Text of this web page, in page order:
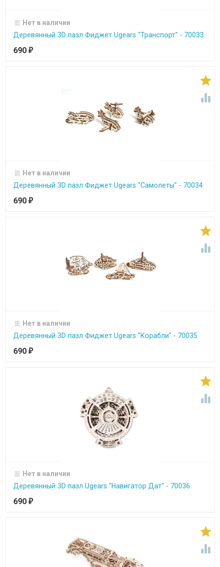
Нет в наличии
Деревянный 3D пазл Фиджет Ugears "Транспорт" - 70033
690 ₽


Нет в наличии
Деревянный 3D пазл Фиджет Ugears "Самолеты" - 70034
690 ₽


Нет в наличии
Деревянный 3D пазл Фиджет Ugears "Корабли" - 70035
690 ₽


Нет в наличии
Деревянный 3D пазл Ugears "Навигатор Дат" - 70036
690 ₽

